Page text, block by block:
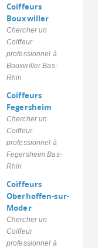
Coiffeurs
Bouxwiller
Chercher un
Coiffeur
professionnel à
Bouxwiller Bas-
Rhin
Coiffeurs
Fegersheim
Chercher un
Coiffeur
professionnel à
Fegersheim Bas-
Rhin
Coiffeurs
Oberhoffen-sur-
Moder
Chercher un
Coiffeur
professionnel à